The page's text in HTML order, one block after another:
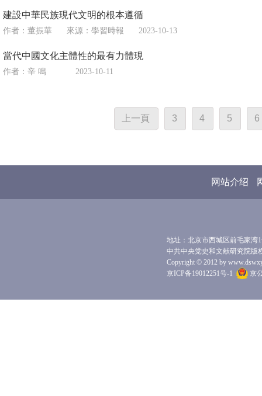
建設中華民族現代文明的根本遵循
作者：董振華 來源： 學習時報 2023-10-13
當代中國文化主體性的最有力體現
作者：辛 鳴 2023-10-11
上一頁 3 4 5 6
网站介绍
地址：北京市西城区前毛家湾
中共中央党史和文献研究院版
Copyright © 2012 by
京ICP备19012251号-1
京